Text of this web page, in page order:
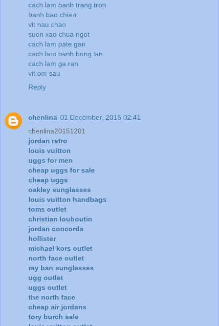
cach lam banh trang tron
banh bao chien
vit nau chao
suon xao chua ngot
cach lam pate gan
cach lam banh bong lan
cach lam ga ran
vit om sau
Reply
chenlina 01 December, 2015 02:41
chenlina20151201
jordan retro
louis vuitton
uggs for men
cheap uggs for sale
cheap uggs
oakley sunglasses
louis vuitton handbags
toms outlet
christian louboutin
jordan concords
hollister
michael kors outlet
north face outlet
ray ban sunglasses
ugg outlet
uggs outlet
the north face
cheap air jordans
tory burch sale